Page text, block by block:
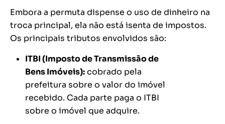
Embora a permuta dispense o uso de dinheiro na
troca principal, ela não está isenta de impostos.
Os principais tributos envolvidos são:
ITBI (Imposto de Transmissão de
Bens Imóveis):cobrado pela
prefeitura sobre o valor do imóvel
recebido. Cada parte paga o ITBI
sobre o imóvel que adquire.